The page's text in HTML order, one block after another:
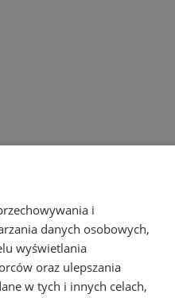
i
danych osobowych,
wyświetlania
oraz ulepszania
w tych i innych celach,